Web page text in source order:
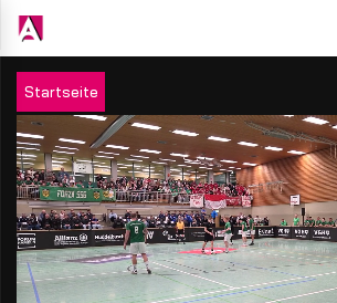
Startseite